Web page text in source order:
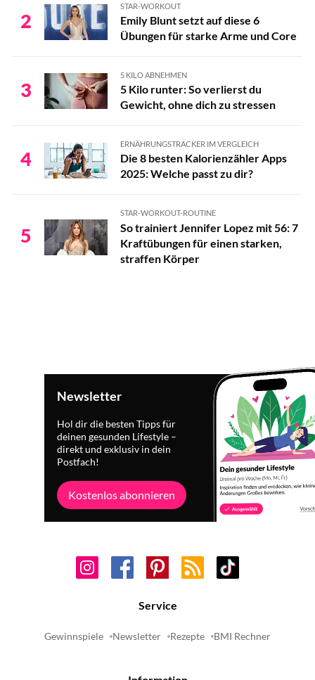
2
STAR-WORKOUT
Emily Blunt setzt auf diese 6
Übungen für starke Arme und Core
3
5 KILO ABNEHMEN
5 Kilo runter: So verlierst du
Gewicht, ohne dich zu stressen
4
ERNÄHRUNGSTRACKER IM VERGLEICH
Die 8 besten Kalorienzähler Apps
2025: Welche passt zu dir?
5
STAR-WORKOUT-ROUTINE
So trainiert Jennifer Lopez mit 56: 7
Kraftübungen für einen starken,
straffen Körper
Newsletter
Hol dir die besten Tipps für
deinen gesunden Lifestyle –
direkt und exklusiv in dein
Postfach!
Kostenlos abonnieren
Service
Gewinnspiele Newsletter Rezepte BMI Rechner